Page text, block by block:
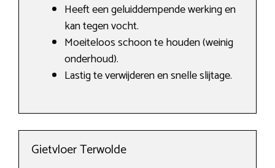
Heeft een geluiddempende werking en
kan tegen vocht.
Moeiteloos schoon te houden (weinig
onderhoud).
Lastig te verwijderen en snelle slijtage.
Gietvloer Terwolde